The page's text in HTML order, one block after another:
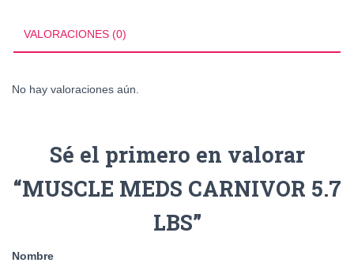
VALORACIONES (0)
No hay valoraciones aún.
Sé el primero en valorar
“MUSCLE MEDS CARNIVOR 5.7
LBS”
Nombre